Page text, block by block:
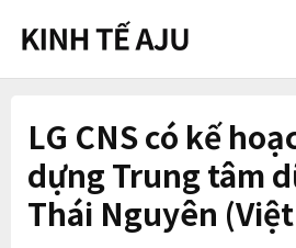
LG CNS có kế
dựng Trung tâm
Thái Nguyên